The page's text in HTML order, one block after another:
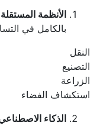
الأنظمة المستقلة
بالكامل في
النقل
التصنيع
الزراعة
استكشاف الفضاء
الذكاء